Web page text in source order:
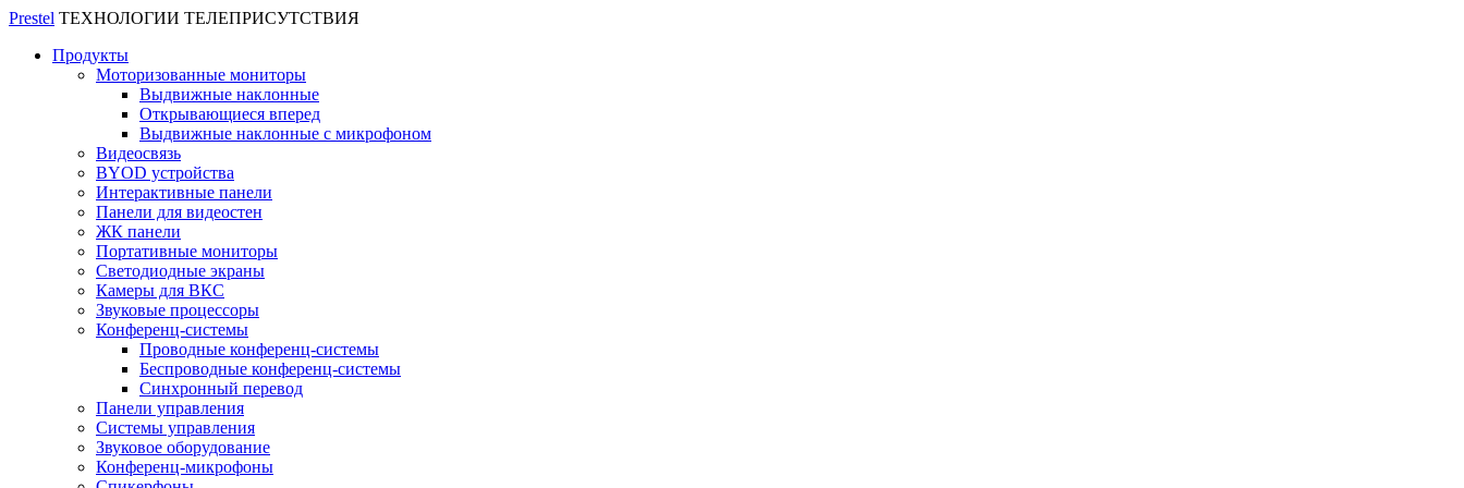
Prestel ТЕХНОЛОГИИ ТЕЛЕПРИСУТСТВИЯ
Продукты
Моторизованные мониторы
Выдвижные наклонные
Открывающиеся вперед
Выдвижные наклонные с микрофоном
Видеосвязь
BYOD устройства
Интерактивные панели
Панели для видеостен
ЖК панели
Портативные мониторы
Светодиодные экраны
Камеры для ВКС
Звуковые процессоры
Конференц-системы
Проводные конференц-системы
Беспроводные конференц-системы
Синхронный перевод
Панели управления
Системы управления
Звуковое оборудование
Конференц-микрофоны